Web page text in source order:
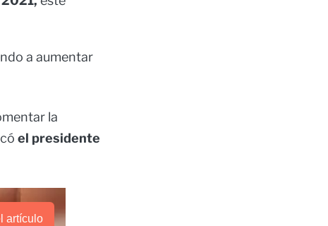
a aumentar
la
el presidente
artículo